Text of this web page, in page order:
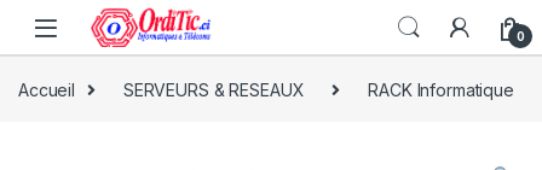
0
Accueil SERVEURS & RESEAUX RACK Informatique